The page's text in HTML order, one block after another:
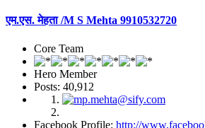
एम.एस. मेहता /M S Mehta 9910532720
Core Team
Hero Member
Posts: 40,912
Facebook Profile: http://